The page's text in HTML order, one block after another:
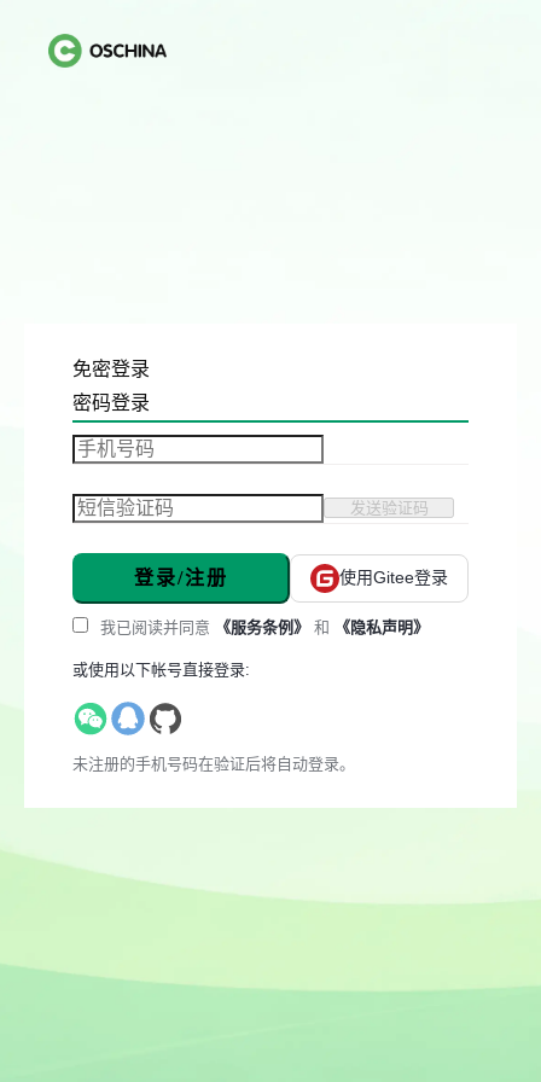
免密登录
密码登录
发送验证码
登录/注册 使用Gitee登录
我已阅读并同意 《服务条例》 和 《隐私声明》
或使用以下帐号直接登录:
未注册的手机号码在验证后将自动登录。